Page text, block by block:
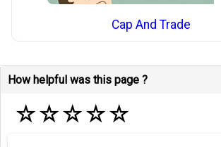
Cap And Trade
How helpful was this page ?
☆☆☆☆☆